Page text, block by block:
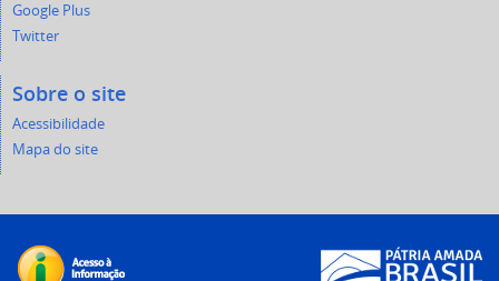
Google Plus
Twitter
Sobre o site
Acessibilidade
Mapa do site